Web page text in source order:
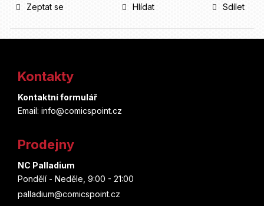
Zeptat se Hlídat Sdílet
Kontakty
Kontaktní formulář
Email: info@comicspoint.cz
Prodejny
NC Palladium
Pondělí - Neděle, 9:00 - 21:00
palladium@comicspoint.cz